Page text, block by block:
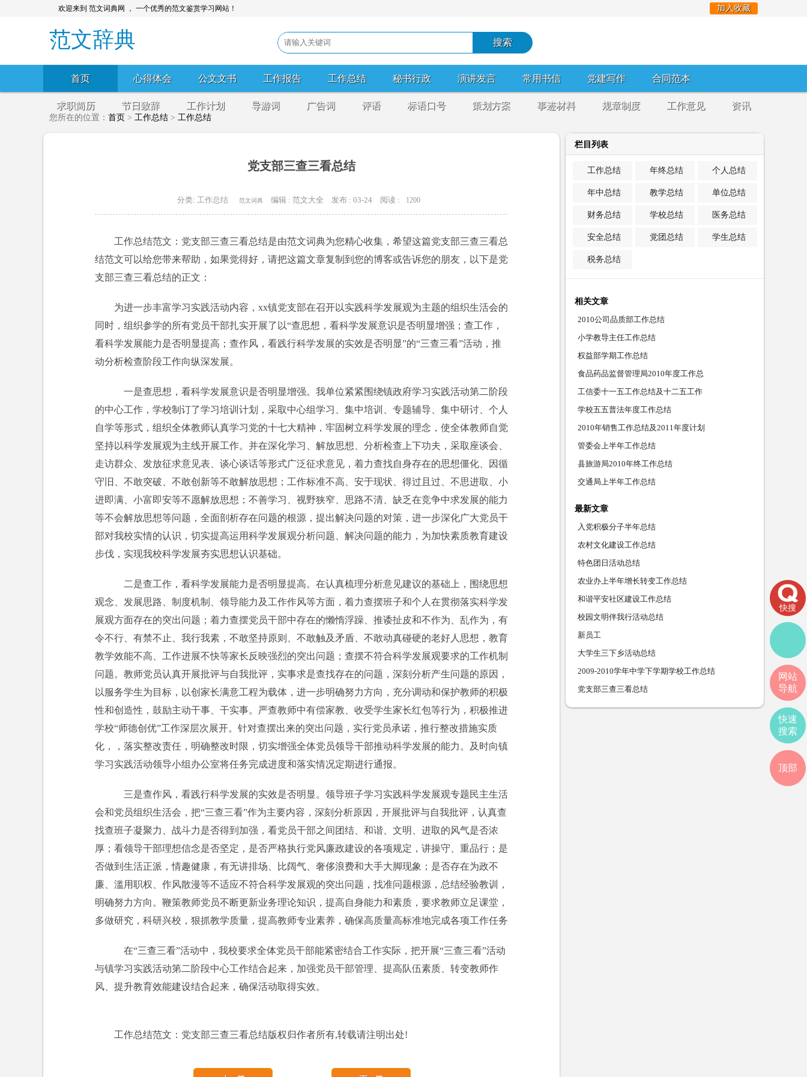
欢迎来到 范文词典网 ， 一个优秀的范文鉴赏学习网站！ 加入收藏
范文辞典
首页 心得体会 公文文书 工作报告 工作总结 秘书行政 演讲发言 常用书信 党建写作 合同范本
求职简历 节日致辞 工作计划 导游词 广告词 评语 标语口号 策划方案 事迹材料 规章制度 工作意见 资讯
您所在的位置： 首页 > 工作总结 > 工作总结
党支部三查三看总结
分类: 工作总结 范文词典 编辑 : 范文大全 发布 : 03-24 阅读 : 1200
工作总结范文：党支部三查三看总结是由范文词典为您精心收集，希望这篇党支部三查三看总
结范文可以给您带来帮助，如果觉得好，请把这篇文章复制到您的博客或告诉您的朋友，以下是党
支部三查三看总结的正文：
为进一步丰富学习实践活动内容，xx镇党支部在召开以实践科学发展观为主题的组织生活会的
同时，组织参学的所有党员干部扎实开展了以“查思想，看科学发展意识是否明显增强；查工作，
看科学发展能力是否明显提高；查作风，看践行科学发展的实效是否明显”的“三查三看”活动，推
动分析检查阶段工作向纵深发展。
一是查思想，看科学发展意识是否明显增强。我单位紧紧围绕镇政府学习实践活动第二阶段
的中心工作，学校制订了学习培训计划，采取中心组学习、集中培训、专题辅导、集中研讨、个人
自学等形式，组织全体教师认真学习党的十七大精神，牢固树立科学发展的理念，使全体教师自觉
坚持以科学发展观为主线开展工作。并在深化学习、解放思想、分析检查上下功夫，采取座谈会、
走访群众、发放征求意见表、谈心谈话等形式广泛征求意见，着力查找自身存在的思想僵化、因循
守旧、不敢突破、不敢创新等不敢解放思想；工作标准不高、安于现状、得过且过、不思进取、小
进即满、小富即安等不愿解放思想；不善学习、视野狭窄、思路不清、缺乏在竞争中求发展的能力
等不会解放思想等问题，全面剖析存在问题的根源，提出解决问题的对策，进一步深化广大党员干
部对我校实情的认识，切实提高运用科学发展观分析问题、解决问题的能力，为加快素质教育建设
步伐，实现我校科学发展夯实思想认识基础。
二是查工作，看科学发展能力是否明显提高。在认真梳理分析意见建议的基础上，围绕思想
观念、发展思路、制度机制、领导能力及工作作风等方面，着力查摆班子和个人在贯彻落实科学发
展观方面存在的突出问题；着力查摆党员干部中存在的懒惰浮躁、推诿扯皮和不作为、乱作为，有
令不行、有禁不止、我行我素，不敢坚持原则、不敢触及矛盾、不敢动真碰硬的老好人思想，教育
教学效能不高、工作进展不快等家长反映强烈的突出问题；查摆不符合科学发展观要求的工作机制
问题。教师党员认真开展批评与自我批评，实事求是查找存在的问题，深刻分析产生问题的原因，
以服务学生为目标，以创家长满意工程为载体，进一步明确努力方向，充分调动和保护教师的积极
性和创造性，鼓励主动干事、干实事。严查教师中有偿家教、收受学生家长红包等行为，积极推进
学校“师德创优”工作深层次展开。针对查摆出来的突出问题，实行党员承诺，推行整改措施实质
化，，落实整改责任，明确整改时限，切实增强全体党员领导干部推动科学发展的能力。及时向镇
学习实践活动领导小组办公室将任务完成进度和落实情况定期进行通报。
三是查作风，看践行科学发展的实效是否明显。领导班子学习实践科学发展观专题民主生活
会和党员组织生活会，把“三查三看”作为主要内容，深刻分析原因，开展批评与自我批评，认真查
找查班子凝聚力、战斗力是否得到加强，看党员干部之间团结、和谐、文明、进取的风气是否浓
厚；看领导干部理想信念是否坚定，是否严格执行党风廉政建设的各项规定，讲操守、重品行；是
否做到生活正派，情趣健康，有无讲排场、比阔气、奢侈浪费和大手大脚现象；是否存在为政不
廉、滥用职权、作风散漫等不适应不符合科学发展观的突出问题，找准问题根源，总结经验教训，
明确努力方向。鞭策教师党员不断更新业务理论知识，提高自身能力和素质，要求教师立足课堂，
多做研究，科研兴校，狠抓教学质量，提高教师专业素养，确保高质量高标准地完成各项工作任务
在“三查三看”活动中，我校要求全体党员干部能紧密结合工作实际，把开展“三查三看”活动
与镇学习实践活动第二阶段中心工作结合起来，加强党员干部管理、提高队伍素质、转变教师作
风、提升教育效能建设结合起来，确保活动取得实效。
工作总结范文：党支部三查三看总结版权归作者所有,转载请注明出处!
栏目列表
工作总结 年终总结 个人总结
年中总结 教学总结 单位总结
财务总结 学校总结 医务总结
安全总结 党团总结 学生总结
税务总结
相关文章
2010公司品质部工作总结
小学教导主任工作总结
权益部学期工作总结
食品药品监督管理局2010年度工作总
工信委十一五工作总结及十二五工作
学校五五普法年度工作总结
2010年销售工作总结及2011年度计划
管委会上半年工作总结
县旅游局2010年终工作总结
交通局上半年工作总结
最新文章
入党积极分子半年总结
农村文化建设工作总结
特色团日活动总结
农业办上半年增长转变工作总结
和谐平安社区建设工作总结
校园文明伴我行活动总结
新员工
大学生三下乡活动总结
2009-2010学年中学下学期学校工作总结
党支部三查三看总结
快搜
网站
导航
快速
搜索
顶部